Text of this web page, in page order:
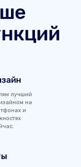
лучший
на
и